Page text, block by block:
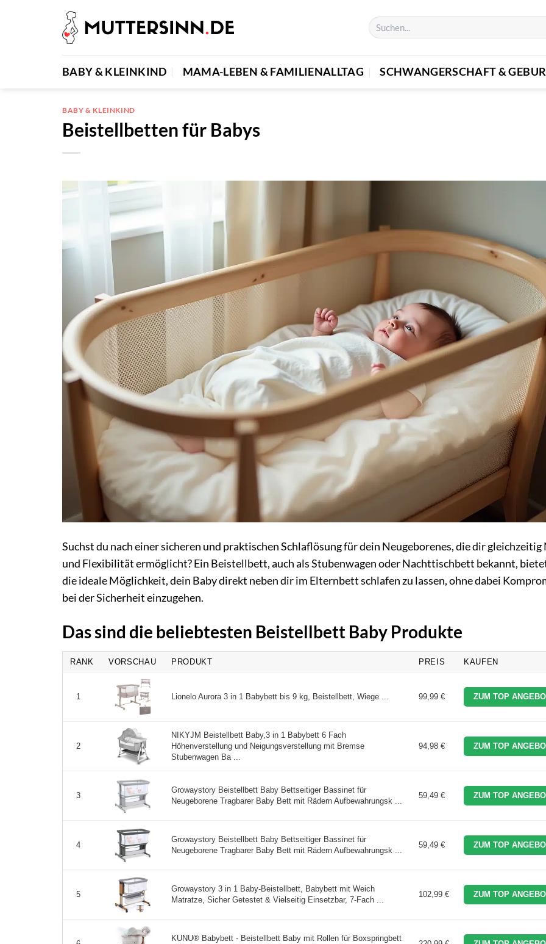
BABY & KLEINKIND MAMA-LEBEN & FAMILIENALLTAG SCHWANGERSCHAFT &
BABY & KLEINKIND
Beistellbetten für Babys
Suchst du nach einer sicheren und praktischen Schlaflösung für dein Neugeborenes, die dir gleichzeitig
und Flexibilität ermöglicht? Ein Beistellbett, auch als Stubenwagen oder Nachttischbett bekannt,
die ideale Möglichkeit, dein Baby direkt neben dir im Elternbett schlafen zu lassen, ohne dabei
bei der Sicherheit einzugehen.
Das sind die beliebtesten Beistellbett Baby Produkte
RANK VORSCHAU PRODUKT PREIS KAUFEN
1 Lionelo Aurora 3 in 1 Babybett bis 9 kg, Beistellbett, Wiege ... 99,99 € ZUM TOP
2
NIKYJM Beistellbett Baby,3 in 1 Babybett 6 Fach
Höhenverstellung und Neigungsverstellung mit Bremse
Stubenwagen Ba ...
94,98 € ZUM TOP
3
Growaystory Beistellbett Baby Bettseitiger Bassinet für
Neugeborene Tragbarer Baby Bett mit Rädern Aufbewahrungsk ...
59,49 € ZUM TOP
4
Growaystory Beistellbett Baby Bettseitiger Bassinet für
Neugeborene Tragbarer Baby Bett mit Rädern Aufbewahrungsk ...
59,49 € ZUM TOP
5
Growaystory 3 in 1 Baby-Beistellbett, Babybett mit Weich
Matratze, Sicher Getestet & Vielseitig Einsetzbar, 7-Fach ...
102,99 € ZUM TOP
KUNU® Babybett - Beistellbett Baby mit Rollen für Boxspringbett